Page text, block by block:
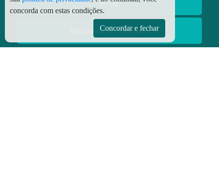
Aniversário Premiado
concorda com estas condições.
Concordar e fechar